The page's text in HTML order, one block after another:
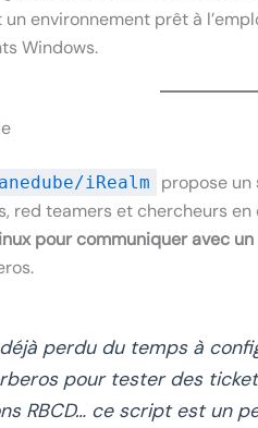
environnement prêt à
Windows.
iRealm propose un
red teamers et chercheurs
pour communiquer avec
perdu du temps à
pour tester des
RBCD… ce script est un